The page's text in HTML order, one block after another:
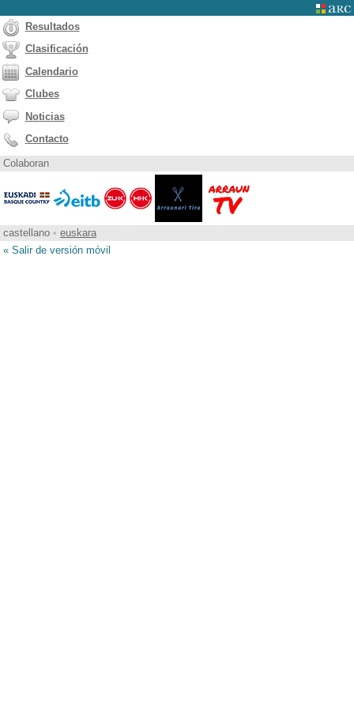
Resultados
Clasificación
Calendario
Clubes
Noticias
Contacto
Colaboran
castellano • euskara
« Salir de versión móvil